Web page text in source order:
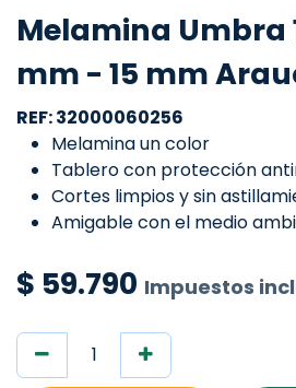
Melamina Umbra
mm - 15 mm
REF: 32000060256
Melamina un color
Tablero con protección
Cortes limpios y sin
Amigable con el medio
$ 59.790 Impuestos